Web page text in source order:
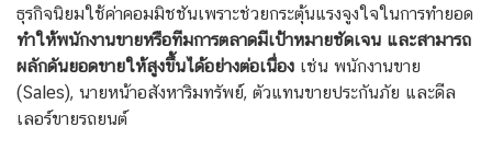
ธุรกิจนิยมใช้ค่าคอมมิชชันเพราะช่วยกระตุ้นแรงจูงใจในการทำยอด
ทำให้พนักงานขายหรือทีมการตลาดมีเป้าหมายชัดเจน และสามารถ
ผลักดันยอดขายให้สูงขึ้นได้อย่างต่อเนื่อง เช่น พนักงานขาย
(Sales), นายหน้าอสังหาริมทรัพย์, ตัวแทนขายประกันภัย และดีล
เลอร์ขายรถยนต์